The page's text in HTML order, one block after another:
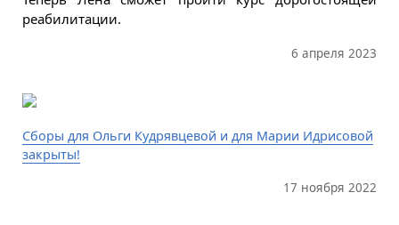
реабилитации.
6 апреля 2023
Сборы для Ольги Кудрявцевой и для Марии Идрисовой
закрыты!
17 ноября 2022